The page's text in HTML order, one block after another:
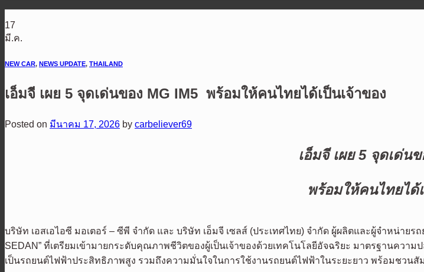
17
มี.ค.
NEW CAR, NEWS UPDATE, THAILAND
เอ็มจี เผย 5 จุดเด่นของ MG IM5 พร้อมให้คนไทยได้เป็นเจ้าของ
Posted on มีนาคม 17, 2026 by carbeliever69
เอ็มจี เผย 5 จุดเด่น
พร้อมให้คนไทยได้
บริษัท เอสเอไอซี มอเตอร์ – ซีพี จำกัด และ บริษัท เอ็มจี เซลส์ (ประเทศไทย) จำกัด ผู้ผลิตและผู้จำหน่ายรถ
SEDAN” ที่เตรียมเข้ามายกระดับคุณภาพชีวิตของผู้เป็นเจ้าของด้วยเทคโนโลยีอัจฉริยะ มาตรฐานคว
เป็นรถยนต์ไฟฟ้าประสิทธิภาพสูง รวมถึงความมั่นใจในการใช้งานรถยนต์ไฟฟ้าในระยะยาว พร้อมชวนสั